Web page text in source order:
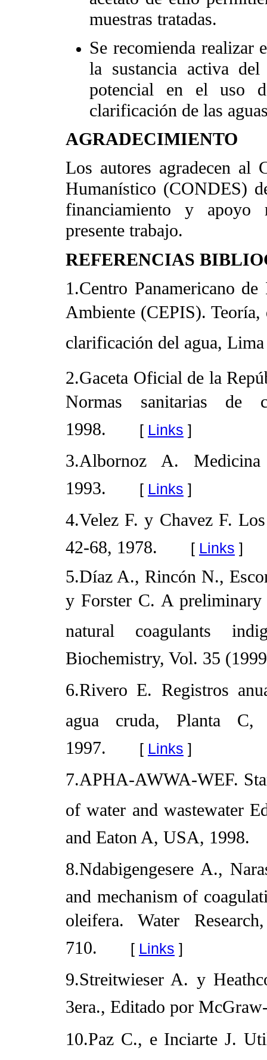
muestras tratadas.
Se recomienda realizar
la sustancia activa
potencial en el uso
clarificación de las
AGRADECIMIENTO
Los autores agradecen al
Humanístico (CONDES)
financiamiento y
presente trabajo.
REFERENCIAS
1.Centro Panamericano
Ambiente (CEPIS).
clarificación del agua,
2.Gaceta Oficial de la
Normas sanitarias de
1998. [ Links ]
3.Albornoz A.
1993. [ Links ]
4.Velez F. y Chavez F.
42-68, 1978. [ Links ]
5.Díaz A., Rincón N.,
y Forster C. A
natural coagulants
Biochemistry, Vol. 35
6.Rivero E. Registros
agua cruda, Planta C,
1997. [ Links ]
7.APHA-AWWA-WEF.
of water and wastewater
and Eaton A, USA, 1998.
8.Ndabigengesere A.,
and mechanism of
oleifera. Water
710. [ Links ]
9.Streitwieser A. y
3era., Editado por
10.Paz C., e Inciarte J.